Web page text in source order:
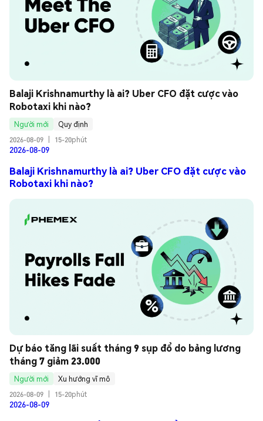
Balaji Krishnamurthy là ai? Uber CFO đặt cược vào
Robotaxi khi nào?
Người mới
Quy định
2026-08-09
15-20phút
2026-08-09
Balaji Krishnamurthy là ai? Uber CFO đặt cược vào
Robotaxi khi nào?
Dự báo tăng lãi suất tháng 9 sụp đổ do bảng lương
tháng 7 giảm 23.000
Người mới
Xu hướng vĩ mô
2026-08-09
15-20phút
2026-08-09